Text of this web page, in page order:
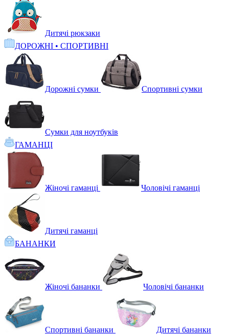
Дитячі рюкзаки
ДОРОЖНІ • СПОРТИВНІ
Дорожні сумки Спортивні сумки
Сумки для ноутбуків
ГАМАНЦІ
Жіночі гаманці Чоловічі гаманці
Дитячі гаманці
БАНАНКИ
Жіночі бананки Чоловічі бананки
Спортивні бананки
Дитячі бананки